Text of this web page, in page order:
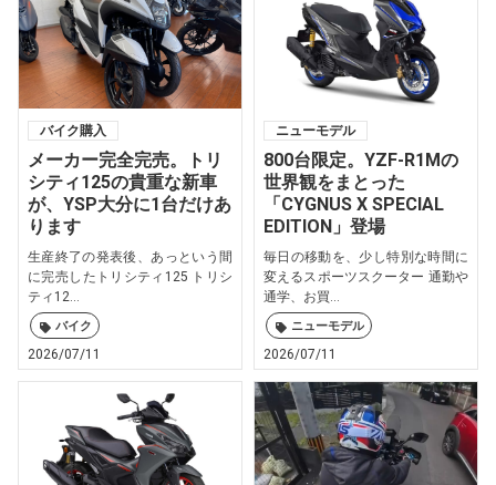
バイク購入
メーカー完全完売。トリ
シティ125の貴重な新車
が、YSP大分に1台だけあ
ります
生産終了の発表後、あっという間
に完売したトリシティ125 トリシ
ティ12...
バイク
2026/07/11
ニューモデル
800台限定。YZF-R1Mの
世界観をまとった
「CYGNUS X SPECIAL
EDITION」登場
毎日の移動を、少し特別な時間に
変えるスポーツスクーター 通勤や
通学、お買...
ニューモデル
2026/07/11